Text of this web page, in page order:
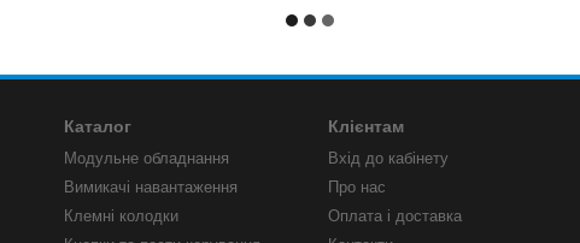
Каталог
Модульне обладнання
Вимикачі навантаження
Клемні колодки
Клієнтам
Вхід до кабінету
Про нас
Оплата і доставка